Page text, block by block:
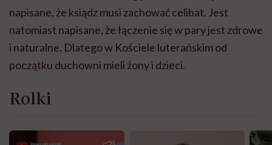
napisane, że ksiądz musi zachować celibat. Jest
natomiast napisane, że łączenie się w pary jest zdrowe
i naturalne. Dlatego w Kościele luterańskim od
początku duchowni mieli żony i dzieci.
Rolki